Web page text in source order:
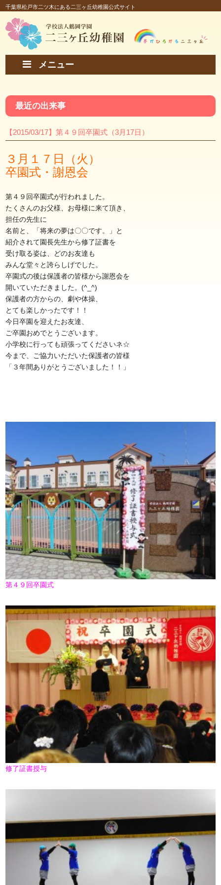
千葉県松戸市二ツ木にある二三ヶ丘幼稚園公式サイト
メニュー
最近の出来事
【2015/03/17】第４９回卒園式（3月17日）
３月１７日（火）
卒園式・謝恩会
第４９回卒園式が行われました。
たくさんのお父様、お母様に来て頂き、
担任の先生に
名前と、「将来の夢は〇〇です。」と
紹介されて園長先生から修了証書を
受け取る姿は、どのお友達も
みんな堂々と誇らしげでした。
卒園式の後は保護者の皆様から謝恩会を
開いていただきました。(^_^)
保護者の方からの、劇や体操、
とても楽しかったです！！
今日卒園を迎えたお友達、
ご卒園おめでとうございます。
小学校に行っても頑張ってくださいネ☆
今まで、ご協力いただいた保護者の皆様
「３年間ありがとうございました！！」
第４９回卒園式
修了証書授与